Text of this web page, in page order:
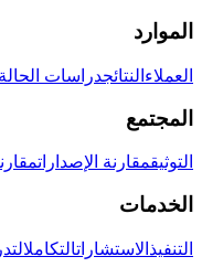
الموارد
العملاء النتائجدراسات الحالة
المجتمع
التوثيقمقارنة الإصدارات
الخدمات
التنفيذ الاستشاراتالتكامل